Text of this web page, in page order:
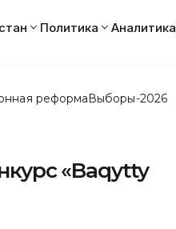
Политика Аналитика
реформаВыборы-2026
«Baqytty